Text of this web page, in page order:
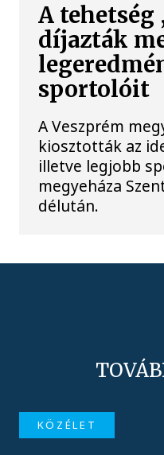
A tehetség
díjazták
sportolóit
A Veszprém
kiosztották az
illetve legjobb
megyeháza
délután.
KÖZÉLET